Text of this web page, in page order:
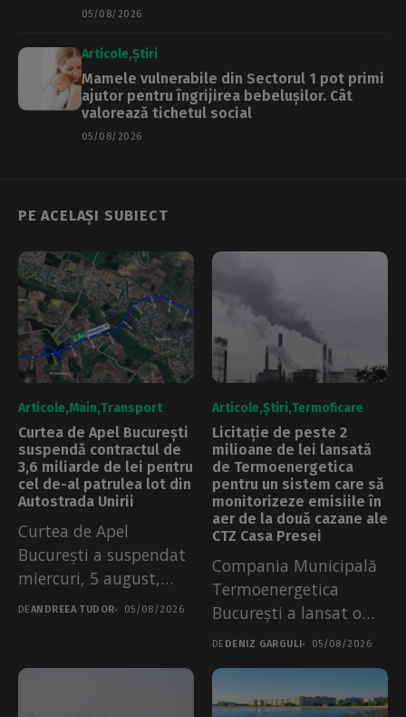
05/08/2026
Articole Știri
Mamele vulnerabile din Sectorul 1 pot primi
ajutor pentru îngrijirea bebelușilor. Cât
valorează tichetul social
05/08/2026
PE ACELAȘI SUBIECT
Articole Main Transport
Curtea de Apel București
suspendă contractul de
3,6 miliarde de lei pentru
cel de-al patrulea lot din
Autostrada Unirii
Curtea de Apel
București a suspendat
miercuri, 5 august,
contractul de circa...
DEANDREEA TUDOR 05/08/2026
Articole Știri Termoficare
Licitație de peste 2
milioane de lei lansată
de Termoenergetica
pentru un sistem care să
monitorizeze emisiile în
aer de la două cazane ale
CTZ Casa Presei
Compania Municipală
Termoenergetica
București a lansat o
licitație publică pentru
DE DENIZ GARGULI 05/08/2026